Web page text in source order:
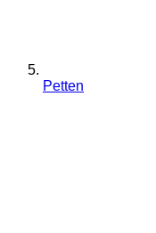
Petten